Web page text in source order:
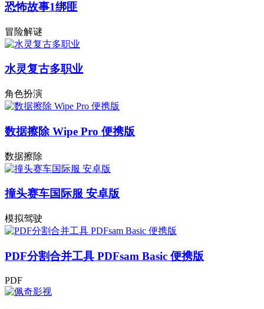
恐怖故事1绑匪
冒险解谜
水灵复古多职业
角色扮演
数据擦除 Wipe Pro 便携版
数据擦除
撞头赛车国际服 安卓版
模拟驾驶
PDF分割合并工具 PDFsam Basic 便携版
PDF